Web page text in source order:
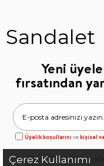
Sandalet
Yeni
fırsatından
Üyelik koşullarını vekişisel
Gizlilik & Güvenlik
Çerez Kullanımı